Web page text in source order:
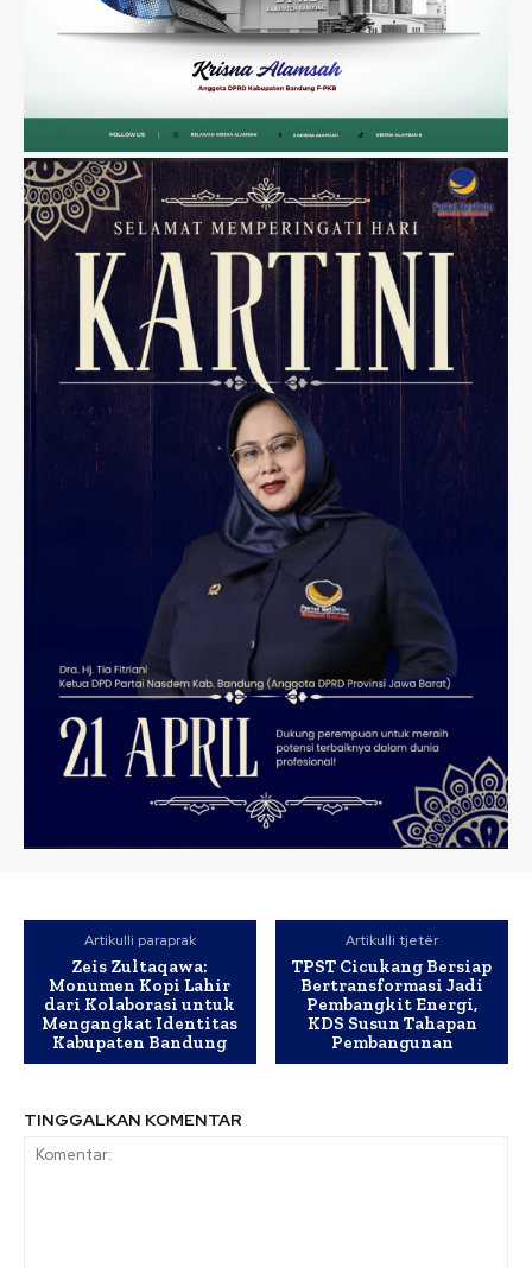
Artikulli paraprak
Zeis Zultaqawa:
Monumen Kopi Lahir
dari Kolaborasi untuk
Mengangkat Identitas
Kabupaten Bandung
Artikulli tjetër
TPST Cicukang Bersiap
Bertransformasi Jadi
Pembangkit Energi,
KDS Susun Tahapan
Pembangunan
TINGGALKAN KOMENTAR